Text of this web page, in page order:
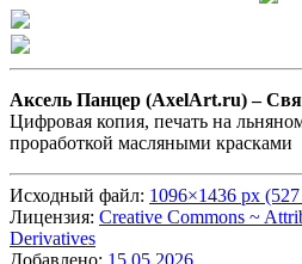
Аксель Панцер (AxelArt.ru) –
Цифровая копия, печать на
проработкой масляными красками
Исходный файл: 1096×1436 px
Лицензия: Creative Commons ~
Derivatives